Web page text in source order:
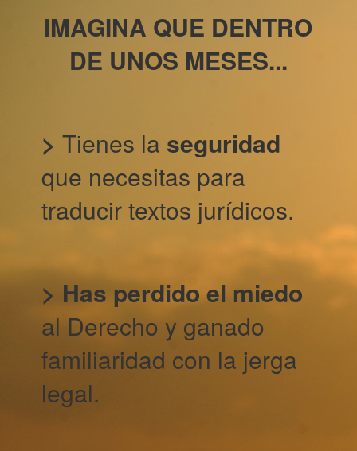
IMAGINA QUE DENTRO
DE UNOS MESES...
> Tienes la seguridad
que necesitas para
traducir textos jurídicos.
> Has perdido el miedo
al Derecho y ganado
familiaridad con la jerga
legal.